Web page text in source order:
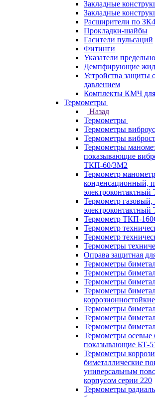
Закладные
Закладные
Расширители по ЗК4
Прокладки-шайбы
Гасители пульсаций
Фитинги
Указатели
Демпфирующие
Устройства защиты
давлением
Комплекты КМЧ
Термометры
Назад
Термометры
Термометры
Термометры
Термометры
показывающие
ТКП-60/3М2
Термометр
конденсационный,
Термометр
Термометр ТКП-
Термометр
Термометр
Термометры
Оправа защитная
Термометры
Термометры
Термометры
Термометры
Термометры
Термометры
Термометры
Термометры осевые
показывающие БТ-
Термометры
биметаллические
универсальным
корпусом серии 220
Термометры